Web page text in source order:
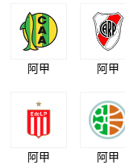
阿甲 阿甲
阿甲 阿甲